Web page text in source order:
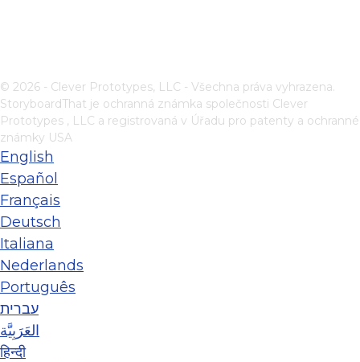
© 2026 - Clever Prototypes, LLC - Všechna práva vyhrazena.
StoryboardThat je ochranná známka společnosti Clever
Prototypes , LLC a registrovaná v Úřadu pro patenty a ochranné
známky USA
English
Español
Français
Deutsch
Italiana
Nederlands
Português
עברית
العَرَبِيَّة
हिन्दी